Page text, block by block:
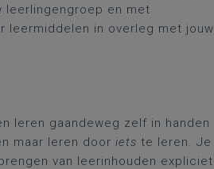
leerlingengroep en met
leermiddelen in overleg met jouw
leren gaandeweg zelf in handen
maar leren door iets te leren. Je
van leerinhouden expliciet